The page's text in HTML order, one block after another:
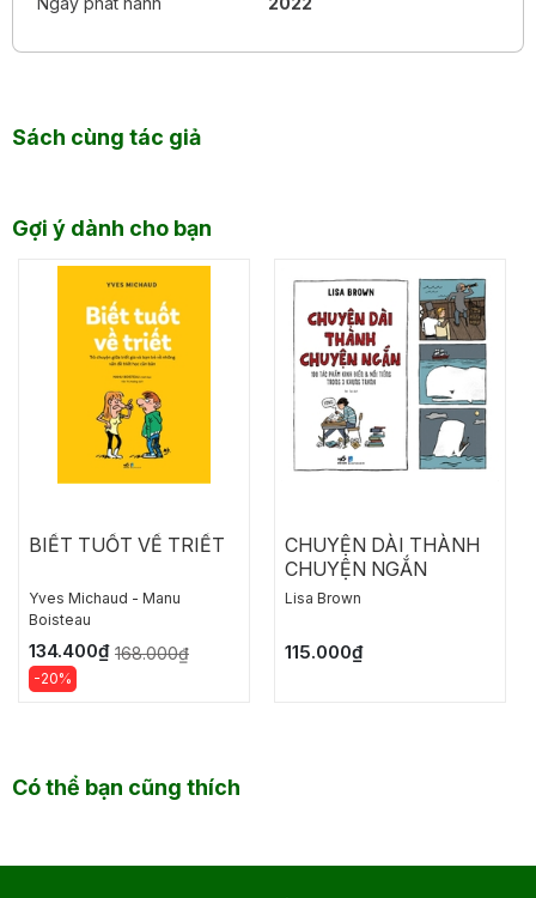
Sách cùng tác giả
Gợi ý dành cho bạn
BIẾT TUỐT VỀ TRIẾT
Yves Michaud - Manu
Boisteau
134.400₫ 168.000₫
-20%
CHUYỆN DÀI THÀNH
CHUYỆN NGẮN
Lisa Brown
115.000₫
Có thể bạn cũng thích